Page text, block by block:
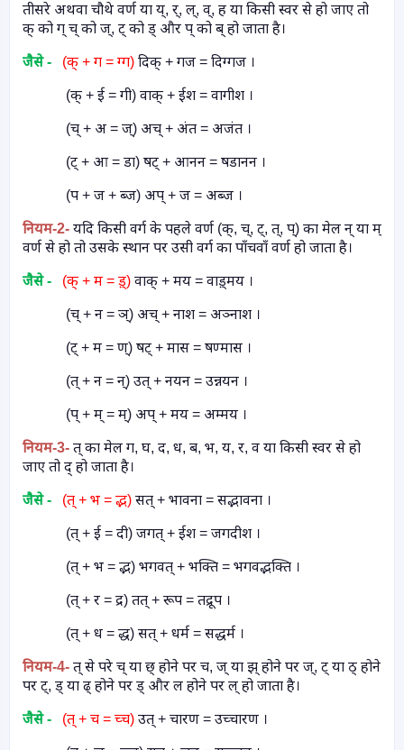
तीसरे अथवा चौथे वर्ण या य्, र्, ल्, व्, ह या किसी स्वर से हो जाए तो
क् को ग् च् को ज्, ट् को ड् और प् को ब् हो जाता है।
जैसे - (क् + ग = ग्ग) दिक् + गज = दिग्गज ।
(क् + ई = गी) वाक् + ईश = वागीश ।
(च् + अ = ज्) अच् + अंत = अजंत ।
(ट् + आ = डा) षट् + आनन = षडानन ।
(प + ज + ब्ज) अप् + ज = अब्ज ।
नियम-2- यदि किसी वर्ग के पहले वर्ण (क्, च्, ट्, त्, प्) का मेल न् या म्
वर्ण से हो तो उसके स्थान पर उसी वर्ग का पाँचवाँ वर्ण हो जाता है।
जैसे - (क् + म = ड़्) वाक् + मय = वाड़्मय ।
(च् + न = ञ्) अच् + नाश = अञ्नाश ।
(ट् + म = ण्) षट् + मास = षण्मास ।
(त् + न = न्) उत् + नयन = उन्नयन ।
(प् + म् = म्) अप् + मय = अम्मय ।
नियम-3- त् का मेल ग, घ, द, ध, ब, भ, य, र, व या किसी स्वर से हो
जाए तो द् हो जाता है।
जैसे - (त् + भ = द्भ) सत् + भावना = सद्भावना ।
(त् + ई = दी) जगत् + ईश = जगदीश ।
(त् + भ = द्भ) भगवत् + भक्ति = भगवद्भक्ति ।
(त् + र = द्र) तत् + रूप = तद्रूप ।
(त् + ध = द्ध) सत् + धर्म = सद्धर्म ।
नियम-4- त् से परे च् या छ् होने पर च, ज् या झ् होने पर ज्, ट् या ठ् होने
पर ट्, ड् या ढ् होने पर ड् और ल होने पर ल् हो जाता है।
जैसे - (त् + च = च्च) उत् + चारण = उच्चारण ।